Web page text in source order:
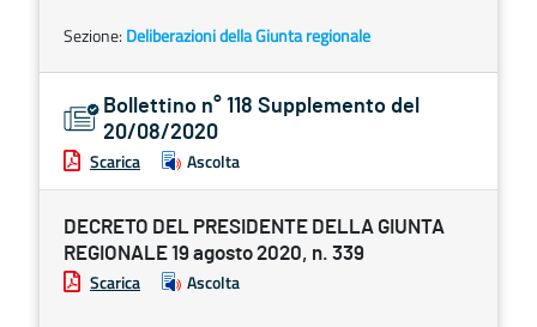
Sezione: Deliberazioni della Giunta regionale
Bollettino n° 118 Supplemento del
20/08/2020
Scarica Ascolta
DECRETO DEL PRESIDENTE DELLA GIUNTA
REGIONALE 19 agosto 2020, n. 339
Scarica Ascolta